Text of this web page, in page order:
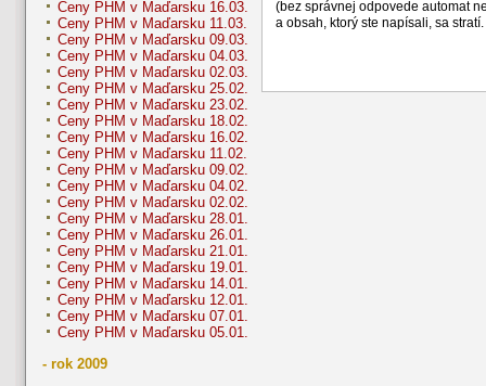
Ceny PHM v Maďarsku 16.03.
Ceny PHM v Maďarsku 11.03.
Ceny PHM v Maďarsku 09.03.
Ceny PHM v Maďarsku 04.03.
Ceny PHM v Maďarsku 02.03.
Ceny PHM v Maďarsku 25.02.
Ceny PHM v Maďarsku 23.02.
Ceny PHM v Maďarsku 18.02.
Ceny PHM v Maďarsku 16.02.
Ceny PHM v Maďarsku 11.02.
Ceny PHM v Maďarsku 09.02.
Ceny PHM v Maďarsku 04.02.
Ceny PHM v Maďarsku 02.02.
Ceny PHM v Maďarsku 28.01.
Ceny PHM v Maďarsku 26.01.
Ceny PHM v Maďarsku 21.01.
Ceny PHM v Maďarsku 19.01.
Ceny PHM v Maďarsku 14.01.
Ceny PHM v Maďarsku 12.01.
Ceny PHM v Maďarsku 07.01.
Ceny PHM v Maďarsku 05.01.
- rok 2009
(bez správnej odpovede automat
a obsah, ktorý ste napísali, sa